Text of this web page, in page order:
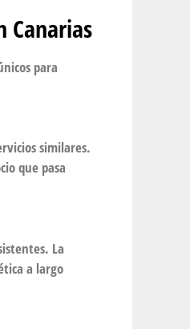
Canarias
para
similares.
que pasa
La
a largo